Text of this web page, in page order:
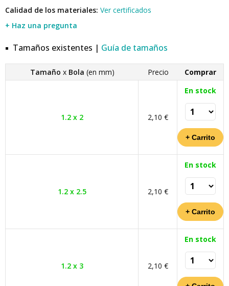
Calidad de los materiales: Ver certificados
+ Haz una pregunta
Tamaños existentes | Guía de tamaños
Tamaño x Bola (en mm) Precio Comprar
1.2 x 2 2,10 €
En stock
1.2 x 2.5 2,10 €
En stock
1.2 x 3 2,10 €
En stock